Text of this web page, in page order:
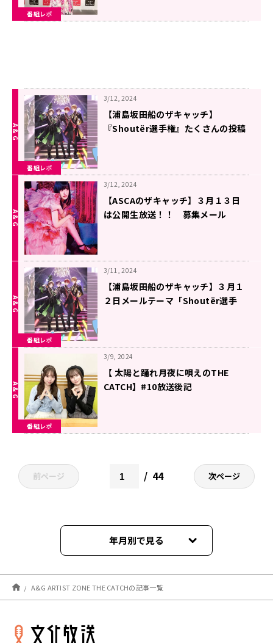
番組レポ
番組レポ
3/12, 2024
【浦島坂田船のザキャッチ】
『Shoutër選手権』たくさんの投稿
3/12, 2024
【ASCAのザキャッチ】３月１３日
は公開生放送！！ 募集メール
番組レポ
3/11, 2024
【浦島坂田船のザキャッチ】３月１
２日メールテーマ「Shoutër選手
番組レポ
3/9, 2024
【 太陽と踊れ月夜に唄えのTHE
CATCH】#10放送後記
前ページ 44 次ページ
年月別で見る
2024年04月
2024年03月
2024年02月
A&G ARTIST ZONE THE CATCHの記事一覧